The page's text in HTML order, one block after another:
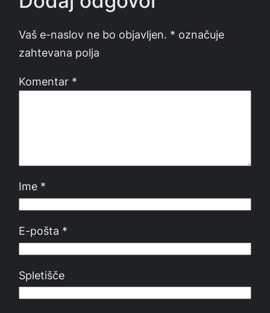
Vaš e-naslov ne bo objavljen. * označuje
zahtevana polja
Komentar *
Ime *
E-pošta *
Spletišče